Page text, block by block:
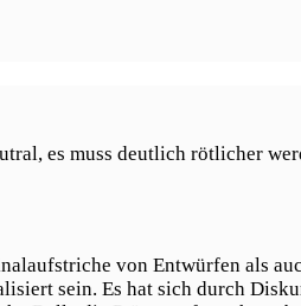
es muss deutlich rötlicher
von Entwürfen als
sein. Es hat sich durch